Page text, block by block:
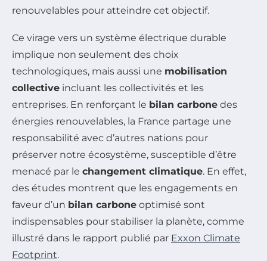
renouvelables pour atteindre cet objectif.
Ce virage vers un système électrique durable
implique non seulement des choix
technologiques, mais aussi une mobilisation
collective incluant les collectivités et les
entreprises. En renforçant le bilan carbone des
énergies renouvelables, la France partage une
responsabilité avec d’autres nations pour
préserver notre écosystème, susceptible d’être
menacé par le changement climatique. En effet,
des études montrent que les engagements en
faveur d’un bilan carbone optimisé sont
indispensables pour stabiliser la planète, comme
illustré dans le rapport publié par Exxon Climate
Footprint.